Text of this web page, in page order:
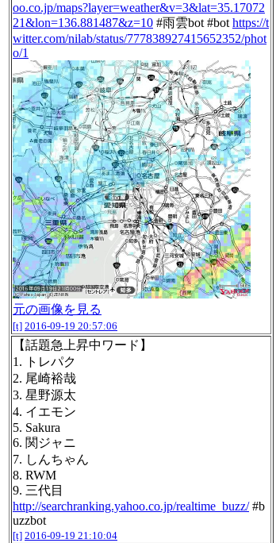
oo.co.jp/maps?layer=weather&v=3&lat=35.17072
21&lon=136.881487&z=10 #雨雲bot #bothttps://t
witter.com/nilab/status/777838927415652352/phot
o/1
元の画像を見る
[t] 2016-09-19 20:57:06
【話題急上昇中ワード】
1. トレパク
2. 尾崎裕哉
3. 星野源太
4. イエモン
5. Sakura
6. 関ジャニ
7. しんちゃん
8. RWM
9. 三代目
http://searchranking.yahoo.co.jp/realtime_buzz/#b
uzzbot
[t] 2016-09-19 21:10:04